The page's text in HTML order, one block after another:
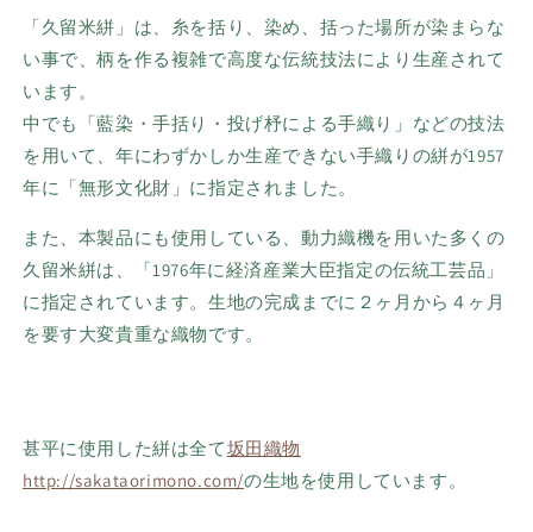
「久留米絣」は、糸を括り、染め、括った場所が染まらな
い事で、柄を作る複雑で高度な伝統技法により生産されて
います。
中でも「藍染・手括り・投げ杼による手織り」などの技法
を用いて、年にわずかしか生産できない手織りの絣が1957
年に「無形文化財」に指定されました。
また、本製品にも使用している、動力織機を用いた多くの
久留米絣は、「1976年に経済産業大臣指定の伝統工芸品」
に指定されています。生地の完成までに２ヶ月から４ヶ月
を要す大変貴重な織物です。
甚平に使用した絣は全て坂田織物
http://sakataorimono.com/の生地を使用しています。